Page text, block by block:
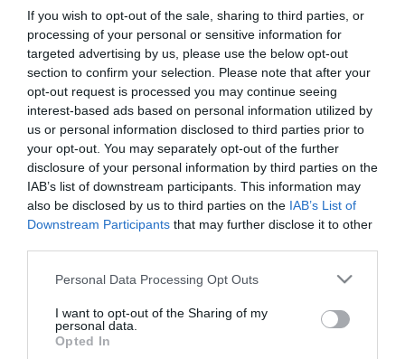
If you wish to opt-out of the sale, sharing to third parties, or
processing of your personal or sensitive information for
targeted advertising by us, please use the below opt-out
section to confirm your selection. Please note that after your
opt-out request is processed you may continue seeing
interest-based ads based on personal information utilized by
us or personal information disclosed to third parties prior to
your opt-out. You may separately opt-out of the further
disclosure of your personal information by third parties on the
IAB’s list of downstream participants. This information may
also be disclosed by us to third parties on the IAB’s List of
Downstream Participants that may further disclose it to other
Please note that this website/app uses one or more Google
not limited to your visit or usage behaviour. You may click to
grant or deny consent to Google and its third-party tags to
use your data for below specified purposes in below Google
Personal Data Processing Opt Outs
I want to opt-out of the Sharing of my
personal data.
Opted In
TOVÁBBI CIKKEK
"Az ember, aki a tengert nézi, szerelemtől
sújtott gyerek." Jean-Michel Maulpoix